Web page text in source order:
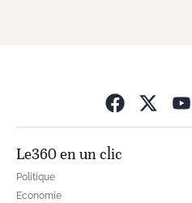
Le360 en un clic
Politique
Economie